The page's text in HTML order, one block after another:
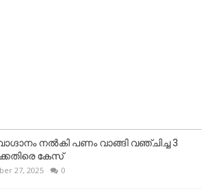
നൽകി പണം വാങ്ങി വഞ്ചിച്ച 3
കേസ്
27, 2025 0